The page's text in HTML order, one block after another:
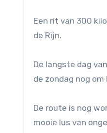
Een rit van 300
de Rijn.
De langste dag
de zondag nog
De route is nog
mooie lus van